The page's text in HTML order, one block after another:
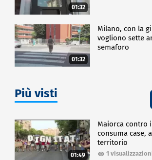
01:32
01:32
Milano, con la
vogliono sette
semaforo
Più visti
01:49
Maiorca contro
consuma case,
territorio
1